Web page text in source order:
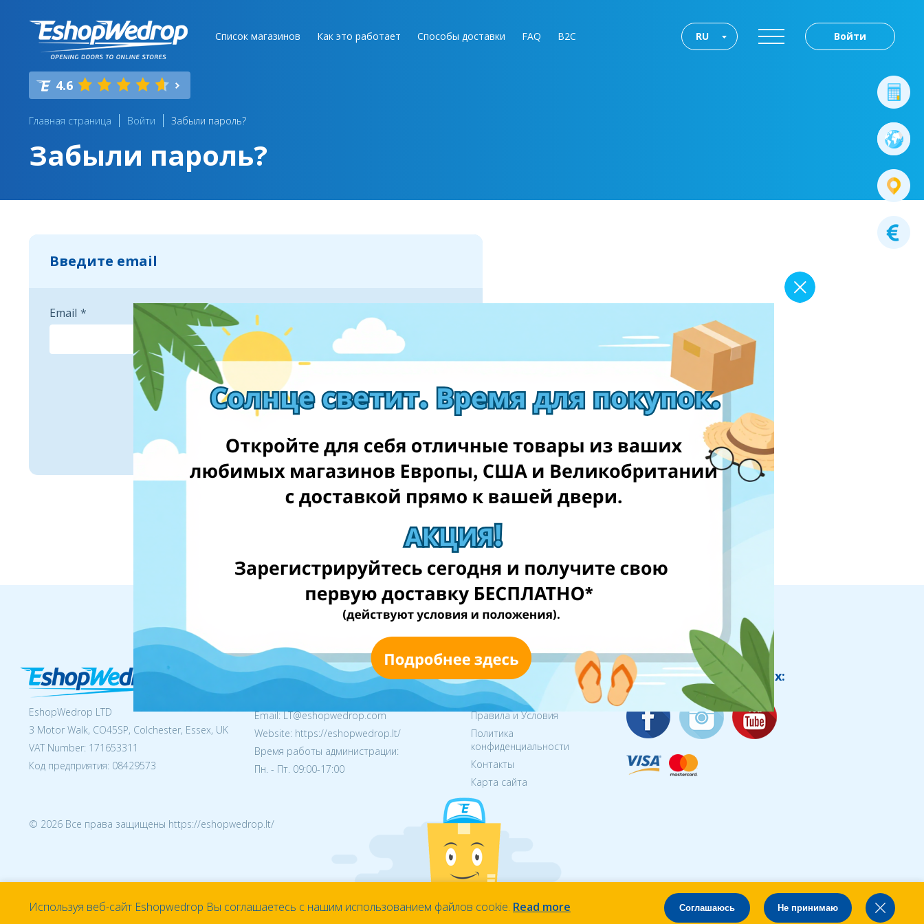
Список магазинов Как это работает Способы доставки FAQ B2C Войти
RU
4.6
Главная страница Войти Забыли пароль?
Забыли пароль?
Введите email
Email
EshopWedrop LTD
3 Motor Walk, CO45SP, Colchester, Essex, UK
VAT Number: 171653311
Код предприятия: 08429573
Свяжитесь с нами
+49 1578 1106223
Email:LT@eshopwedrop.com
Website: https://eshopwedrop.lt/
Время работы администрации:
Пн. - Пт. 09:00-17:00
Информация
О нас
Правила и Условия
Политика
конфиденциальности
Контакты
Карта сайта
Мы в социальных сетях:
© 2026 Все права защищены https://eshopwedrop.lt/
Используя веб-сайт Eshopwedrop Вы соглашаетесь с нашим использованием файлов cookie. Read more Не принимаю
Соглашаюсь